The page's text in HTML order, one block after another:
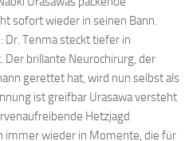
sofort wieder in seinen Bann.
Dr. Tenma steckt tiefer in
Der brillante Neurochirurg, der
gerettet hat, wird nun selbst als
ist greifbar Urasawa versteht
Hetzjagd
immer wieder in Momente, die für